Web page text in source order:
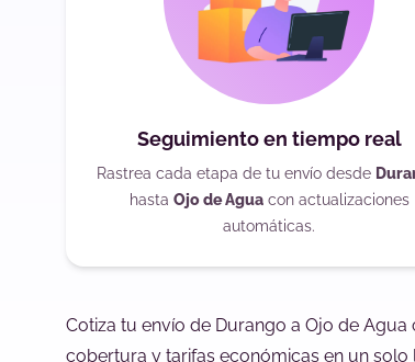
Seguimiento en tiempo real
Rastrea cada etapa de tu envío desde
hasta Ojo de Aguacon actualizaciones
automáticas.
Cotiza tu envío de Durango a Ojo de
cobertura y tarifas económicas en un solo